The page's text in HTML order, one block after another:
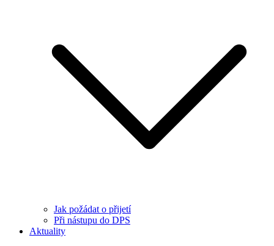
Jak požádat o přijetí
Při nástupu do DPS
Aktuality